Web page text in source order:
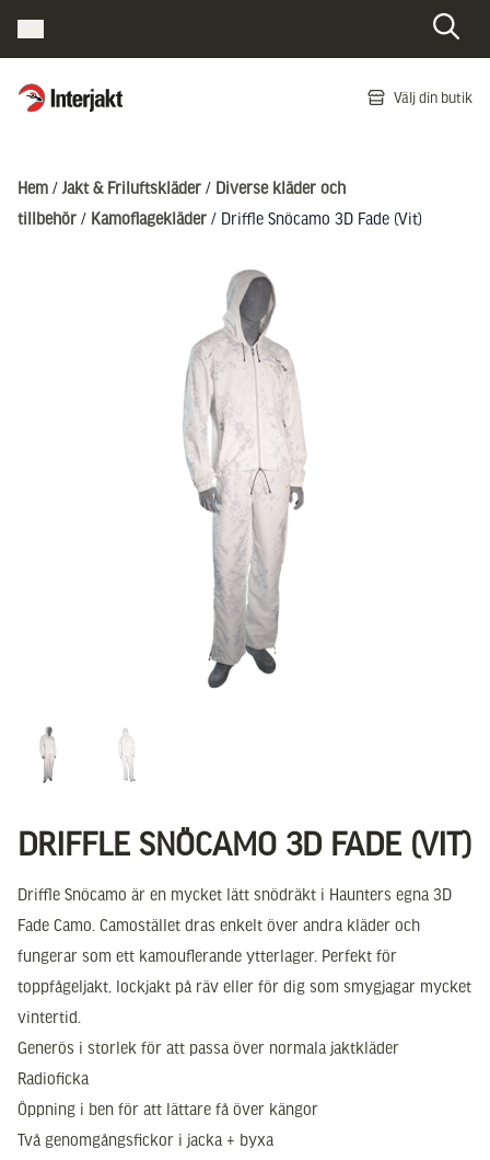
Interjakt SE Välj din butik
Hem / Jakt & Friluftskläder / Diverse kläder och
tillbehör / Kamoflagekläder / Driffle Snöcamo 3D Fade (Vit)
DRIFFLE SNÖCAMO 3D FADE (VIT)
Driffle Snöcamo är en mycket lätt snödräkt i Haunters egna 3D
Fade Camo. Camostället dras enkelt över andra kläder och
fungerar som ett kamouflerande ytterlager. Perfekt för
toppfågeljakt, lockjakt på räv eller för dig som smygjagar mycket
vintertid.
Generös i storlek för att passa över normala jaktkläder
Radioficka
Öppning i ben för att lättare få över kängor
Två genomgångsfickor i jacka + byxa